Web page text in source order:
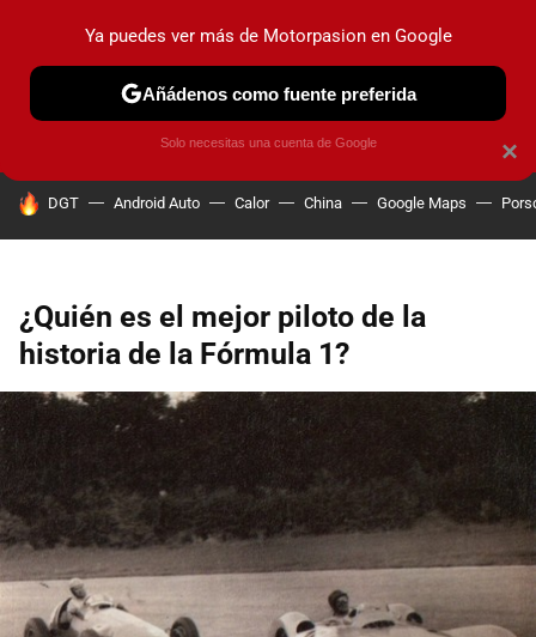
PRUEBAS COCHES ELÉCTRICOS OBSERVATORIO
HOY SE HABLA DE
DGT Android Auto Calor China Google Maps
¿Quién es el mejor piloto de la
historia de la Fórmula 1?
×
Ya puedes ver más de Motorpasion en Google
Añádenos como fuente preferida
Solo necesitas una cuenta de Google